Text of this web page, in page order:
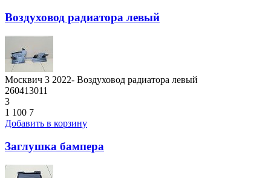
Воздуховод радиатора левый
Москвич 3 2022- Воздуховод радиатора левый
260413011
3
1 100 7
Добавить в корзину
Заглушка бампера